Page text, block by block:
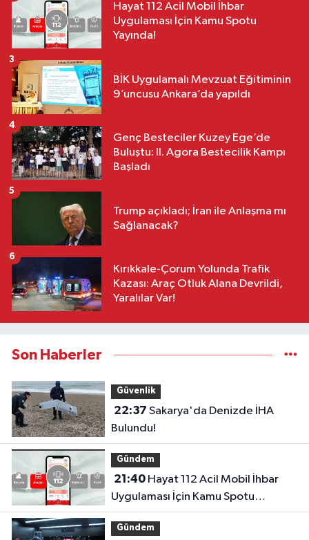
Hayat 112 Acil Mobil İhbar
Uygulaması İçin Kamu Spotu
Yayında!
BİK Uygulamalı Mevzuat Eğitiminin
9’uncusu Ankara’da yapıldı
3
Genç Besteciler Kuzey Ege’de
Buluştu: II. Agora Bestecilik Kampı
Başladı
4
Trump açıkladı; İran ile Anlaşma mı
Sağlanacak?
5
Kırıkkale-Çorum Yolunda Trafik
Kazası: Araç Otluk Alana Devrildi,
Yaralılar Var!
6
Son Haberler
Güvenlik
22:37
Bulundu!
Gündem
21:40Hayat 112 Acil Mobil İhbar
Uygulaması İçin Kamu Spotu
Yayında!
Gündem